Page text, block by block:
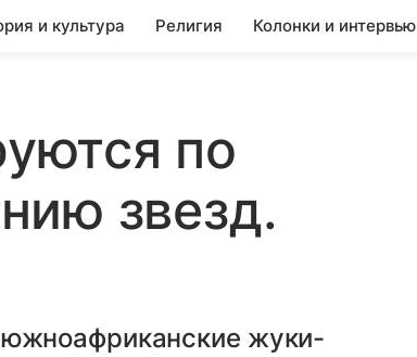
и культура Религия Колонки и интервью
по
звезд.
южноафриканские жуки-